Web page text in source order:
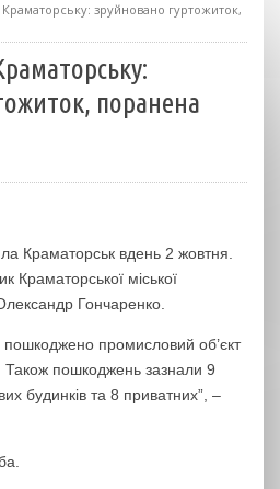
зруйновано гуртожиток,
поранена
Краматорськ вдень 2 жовтня.
Краматорської міської
Олександр Гончаренко.
пошкоджено промисловий об’єкт
Також пошкоджень зазнали 9
будинків та 8 приватних”, –